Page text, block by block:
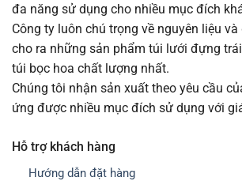
đa năng sử dụng cho nhiều mục đích
Công ty luôn chú trọng về nguyên liệu
cho ra những sản phẩm túi lưới đựng
túi bọc hoa chất lượng nhất.
Chúng tôi nhận sản xuất theo yêu cầu
ứng được nhiều mục đích sử dụng với
Hỗ trợ khách hàng
Hướng dẫn đặt hàng